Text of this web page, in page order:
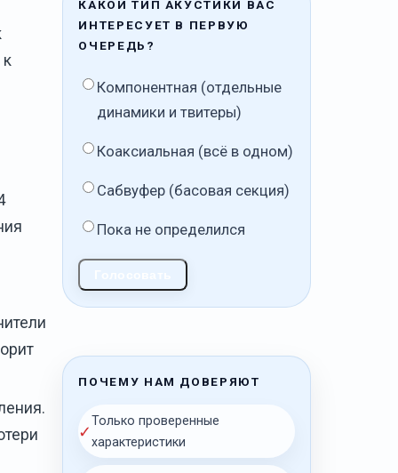
КАКОЙ ТИП АКУСТИКИ ВАС
ИНТЕРЕСУЕТ В ПЕРВУЮ
ОЧЕРЕДЬ?
Компонентная (отдельные
динамики и твитеры)
Коаксиальная (всё в одном)
Сабвуфер (басовая секция)
Пока не определился
ПОЧЕМУ НАМ ДОВЕРЯЮТ
✓
Только проверенные
характеристики